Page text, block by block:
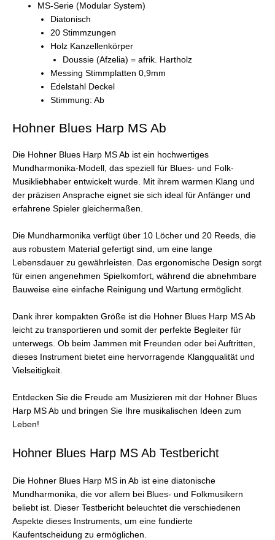
MS-Serie (Modular System)
Diatonisch
20 Stimmzungen
Holz Kanzellenkörper
Doussie (Afzelia) = afrik. Hartholz
Messing Stimmplatten 0,9mm
Edelstahl Deckel
Stimmung: Ab
Hohner Blues Harp MS Ab
Die Hohner Blues Harp MS Ab ist ein hochwertiges
Mundharmonika-Modell, das speziell für Blues- und Folk-
Musikliebhaber entwickelt wurde. Mit ihrem warmen Klang und
der präzisen Ansprache eignet sie sich ideal für Anfänger und
erfahrene Spieler gleichermaßen.
Die Mundharmonika verfügt über 10 Löcher und 20 Reeds, die
aus robustem Material gefertigt sind, um eine lange
Lebensdauer zu gewährleisten. Das ergonomische Design sorgt
für einen angenehmen Spielkomfort, während die abnehmbare
Bauweise eine einfache Reinigung und Wartung ermöglicht.
Dank ihrer kompakten Größe ist die Hohner Blues Harp MS Ab
leicht zu transportieren und somit der perfekte Begleiter für
unterwegs. Ob beim Jammen mit Freunden oder bei Auftritten,
dieses Instrument bietet eine hervorragende Klangqualität und
Vielseitigkeit.
Entdecken Sie die Freude am Musizieren mit der Hohner Blues
Harp MS Ab und bringen Sie Ihre musikalischen Ideen zum
Leben!
Hohner Blues Harp MS Ab Testbericht
Die Hohner Blues Harp MS in Ab ist eine diatonische
Mundharmonika, die vor allem bei Blues- und Folkmusikern
beliebt ist. Dieser Testbericht beleuchtet die verschiedenen
Aspekte dieses Instruments, um eine fundierte
Kaufentscheidung zu ermöglichen.